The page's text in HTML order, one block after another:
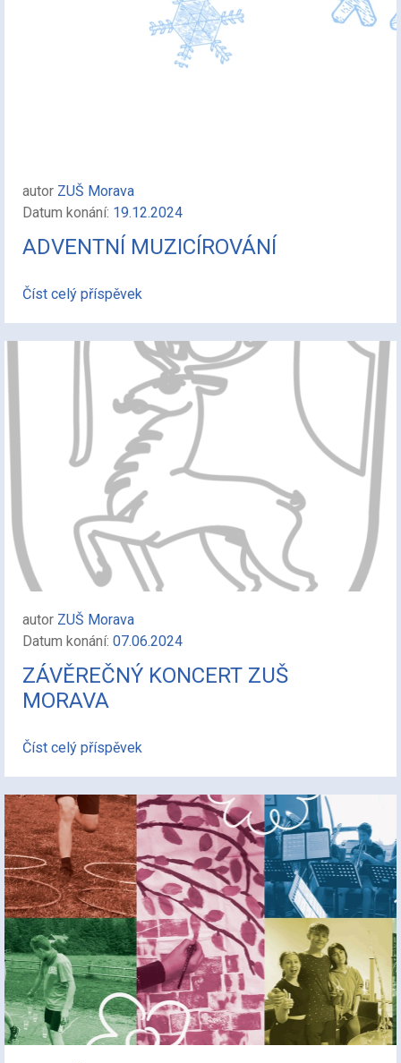
autor ZUŠ Morava
Datum konání: 19.12.2024
ADVENTNÍ MUZICÍROVÁNÍ
Číst celý příspěvek
autor ZUŠ Morava
Datum konání: 07.06.2024
ZÁVĚREČNÝ KONCERT ZUŠ
MORAVA
Číst celý příspěvek